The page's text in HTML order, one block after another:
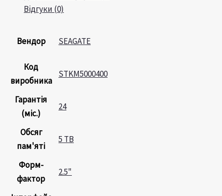
Відгуки (0)
Вендор SEAGATE
Код
виробника
STKM5000400
Гарантія
(міс.)
24
Обсяг
пам'яті
5 TB
Форм-
фактор
2.5"